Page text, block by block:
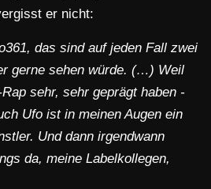
er nicht:
das sind auf jeden Fall zwei
gerne sehen würde. (…) Weil
sehr, sehr geprägt haben -
Ufo ist in meinen Augen ein
Und dann irgendwann
da, meine Labelkollegen,